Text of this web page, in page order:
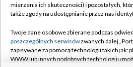
Naziemna Telewizja Cyfrowa
Rada Programowa
System NOS
Pomoc
Kontakt
mierzenia ich skuteczności) i pozostałych,
także zgody na udostępnianie przez nas
Twoje dane osobowe zbierane podczas
poszczególnych serwisówzwanych dalej
zapisywane za pomocą technologii takich jak:
WWW lub innych podobnych technologii